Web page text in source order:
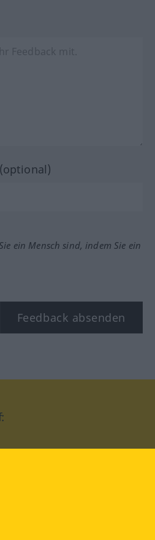
ein Mensch sind, indem Sie ein
Feedback absenden